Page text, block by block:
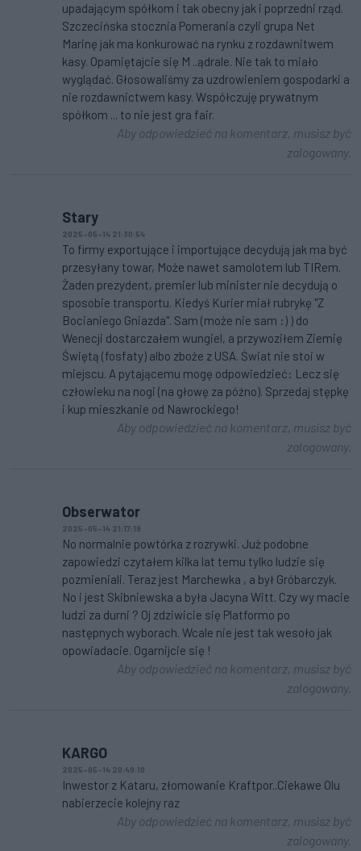
upadającym spółkom i tak obecny jak i poprzedni rząd.
Szczecińska stocznia Pomerania czyli grupa Net
Marinę jak ma konkurować na rynku z rozdawnitwem
kasy. Opamiętajcie się M ..ądrale. Nie tak to miało
wyglądać. Głosowaliśmy za uzdrowieniem gospodarki a
nie rozdawnictwem kasy. Współczuję prywatnym
spółkom ... to nie jest gra fair.
Aby odpowiedzieć na komentarz, musisz być
zalogowany.
Stary
2025-05-14 21:30:54
To firmy exportujące i importujące decydują jak ma być
przesyłany towar, Może nawet samolotem lub TIRem.
Żaden prezydent, premier lub minister nie decydują o
sposobie transportu. Kiedyś Kurier miał rubrykę "Z
Bocianiego Gniazda". Sam (może nie sam :) ) do
Wenecji dostarczałem wungiel, a przywoziłem Ziemię
Świętą (fosfaty) albo zboże z USA. Świat nie stoi w
miejscu. A pytającemu mogę odpowiedzieć: Lecz się
człowieku na nogi (na głowę za późno). Sprzedaj stępkę
i kup mieszkanie od Nawrockiego!
Aby odpowiedzieć na komentarz, musisz być
zalogowany.
Obserwator
2025-05-14 21:17:19
No normalnie powtórka z rozrywki. Już podobne
zapowiedzi czytałem kilka lat temu tylko ludzie się
pozmieniali. Teraz jest Marchewka , a był Gróbarczyk.
No i jest Skibniewska a była Jacyna Witt. Czy wy macie
ludzi za durni ? Oj zdziwicie się Platformo po
następnych wyborach. Wcale nie jest tak wesoło jak
opowiadacie. Ogarnijcie się !
Aby odpowiedzieć na komentarz, musisz być
zalogowany.
KARGO
2025-05-14 20:49:10
Inwestor z Kataru, złomowanie Kraftpor..Ciekawe Olu
nabierzecie kolejny raz
Aby odpowiedzieć na komentarz, musisz być
zalogowany.